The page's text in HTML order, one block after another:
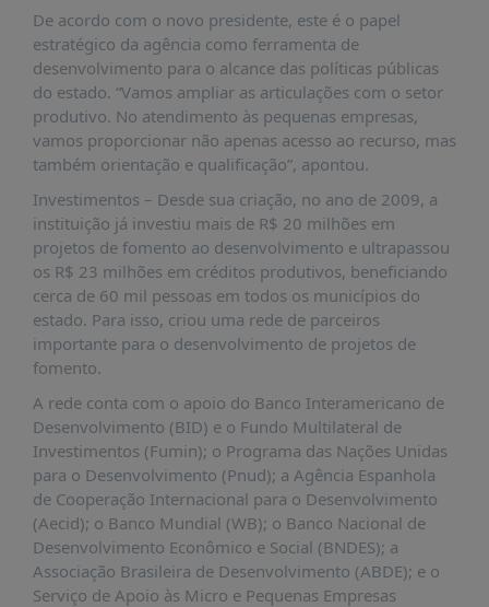
DADOS
FRENTE
PARLAMENTAR
SOBRE
A
FRENTE
MATERIAIS
INFORMAÇÕES
CURSOS
EVENTOS
INSCRIÇÕES
MATERIAIS
DISPONÍVEIS
PUBLICAÇÕES
REVISTA
RUMOS
LIVROS
De acordo com o novo presidente, este é o papel
estratégico da agência como ferramenta de
desenvolvimento para o alcance das políticas públicas
do estado. “Vamos ampliar as articulações com o setor
produtivo. No atendimento às pequenas empresas,
vamos proporcionar não apenas acesso ao recurso, mas
também orientação e qualificação”, apontou.
Investimentos – Desde sua criação, no ano de 2009, a
instituição já investiu mais de R$ 20 milhões em
projetos de fomento ao desenvolvimento e ultrapassou
os R$ 23 milhões em créditos produtivos, beneficiando
cerca de 60 mil pessoas em todos os municípios do
estado. Para isso, criou uma rede de parceiros
importante para o desenvolvimento de projetos de
fomento.
A rede conta com o apoio do Banco Interamericano de
Desenvolvimento (BID) e o Fundo Multilateral de
Investimentos (Fumin); o Programa das Nações Unidas
para o Desenvolvimento (Pnud); a Agência Espanhola
de Cooperação Internacional para o Desenvolvimento
(Aecid); o Banco Mundial (WB); o Banco Nacional de
Desenvolvimento Econômico e Social (BNDES); a
Associação Brasileira de Desenvolvimento (ABDE); e o
Serviço de Apoio às Micro e Pequenas Empresas